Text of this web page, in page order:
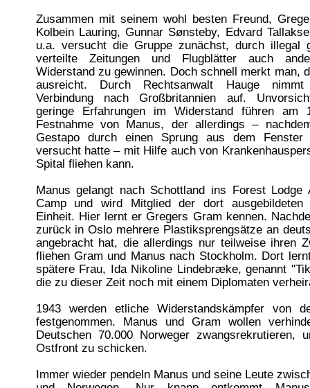
Zusammen mit seinem wohl besten Freund,
Kolbein Lauring, Gunnar Sønsteby, Edvard
u.a. versucht die Gruppe zunächst, durch illegal
verteilte Zeitungen und Flugblätter auch
Widerstand zu gewinnen. Doch schnell merkt man,
ausreicht. Durch Rechtsanwalt Hauge
Verbindung nach Großbritannien auf.
geringe Erfahrungen im Widerstand führen am
Festnahme von Manus, der allerdings –
Gestapo durch einen Sprung aus dem Fenster
versucht hatte – mit Hilfe auch von
Spital fliehen kann.
Manus gelangt nach Schottland ins Forest Lodge
Camp und wird Mitglied der dort ausgebildeten
Einheit. Hier lernt er Gregers Gram kennen.
zurück in Oslo mehrere Plastiksprengsätze an
angebracht hat, die allerdings nur teilweise ihren
fliehen Gram und Manus nach Stockholm. Dort
spätere Frau, Ida Nikoline Lindebræke, genannt
die zu dieser Zeit noch mit einem Diplomaten
1943 werden etliche Widerstandskämpfer von
festgenommen. Manus und Gram wollen
Deutschen 70.000 Norweger zwangsrekrutieren,
Ostfront zu schicken.
Immer wieder pendeln Manus und seine Leute